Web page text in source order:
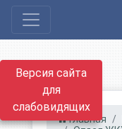
Версия сайта
для
слабовидящих
Главная